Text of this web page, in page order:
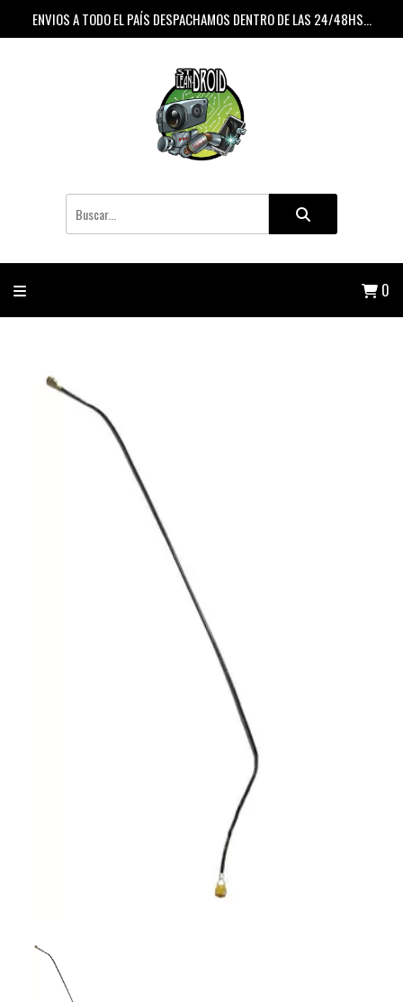
ENVIOS A TODO EL PAÍS DESPACHAMOS DENTRO DE LAS 24/48HS...
0